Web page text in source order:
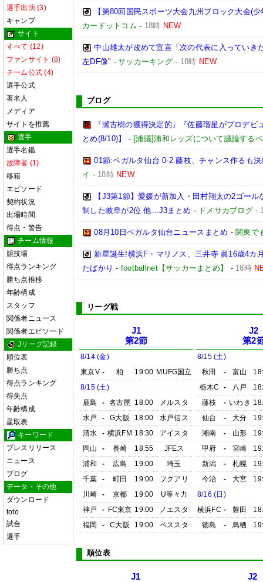
選手出演 (3)
キャンプ
サイト
すべて (12)
ファンサイト (8)
チーム公式 (4)
選手公式
著名人
メディア
サイトを推薦
選手
選手名鑑
故障者 (1)
移籍
エピソード
契約状況
出場時間
得点・警告
チーム情報
競技場
得点ランキング
勝ち点推移
年齢構成
スタッフ
関係者ニュース
関係者エピソード
Jリーグ記録
順位表
勝ち点
得点ランキング
得失点
年齢構成
星取表
キーワード
プレスリリース
ニュース
ブログ
データ・その他
ダウンロード
toto
試合
選手
【第80回国民スポーツ大会九州ブロック大会(
カードットコム - 18時 NEW
中山雄太が改めて宣言「次の代表に入っていき
左DF像” -サッカーキング - 18時 NEW
ブログ
『瀬古樹の獲得決定的』『佐藤瑠星がプロデ
とめ(8/10)】
- [浦議]浦和レッズについて議論する
01節:ベガルタ仙台 0-2 藤枝、チャンス作るも
イ - 18時 NEW
【J3第1節】愛媛が新加入・田村翔太の2ゴー
制した岐阜が2位 他…J3まとめ - ドメサカブログ-
08月10日ベガルタ仙台ニュースまとめ - 関東で
新星誕生!横浜F・マリノス、三井寺 眞16歳4カ
たばかり - footballnet【サッカーまとめ】 - 18時
リーグ戦
J1
第2節
8/14 (金)
東京V - 柏 19:00 MUFG国立
8/15 (土)
鹿島
- 名古屋 18:00
メルスタ
水戸
- G大阪 18:00
水戸信ス
清水
- 横浜FM 18:30
アイスタ
岡山
- 長崎 18:55
JFEス
浦和
- 広島 19:00
埼玉
千葉
- 町田 19:00
フクアリ
川崎
- 京都 19:00
U等々力
神戸
- FC東京 19:00
ノエスタ
福岡
- C大阪 19:00 ベススタ
J2
第2
8/15 (土)
秋田
- 富山
栃木C
- 八戸
藤枝
- いわき
仙台
- 大分
湘南
- 山形
甲府
- 宮崎
新潟
- 札幌
今治
- 大宮
8/16 (日)
横浜FC - 磐田
徳島
- 鳥栖
順位表
J1 J2